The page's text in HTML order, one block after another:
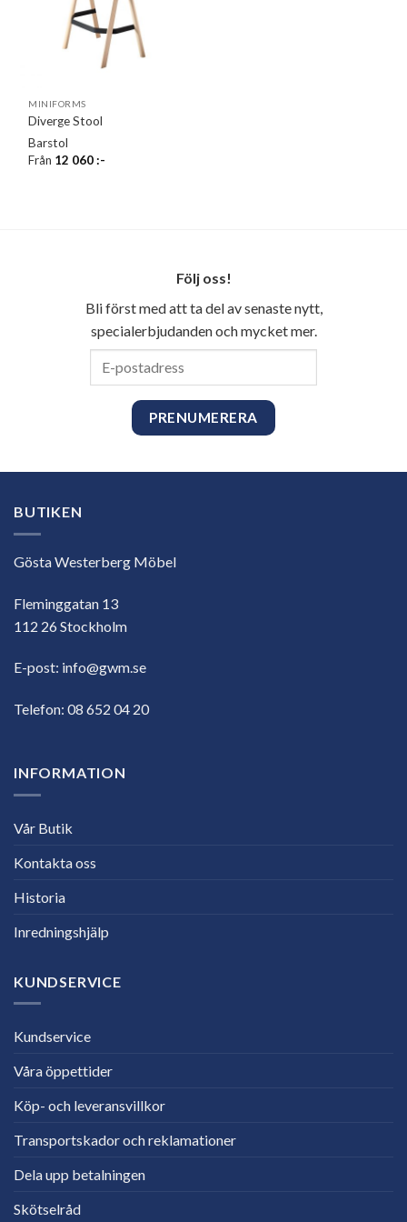
MINIFORMS
Diverge Stool
Barstol
Från 12 060:-
Följ oss!
Bli först med att ta del av senaste nytt,
specialerbjudanden och mycket mer.
BUTIKEN
Gösta Westerberg Möbel
Fleminggatan 13
112 26 Stockholm
E-post: info@gwm.se
Telefon: 08 652 04 20
INFORMATION
Vår Butik
Kontakta oss
Historia
Inredningshjälp
KUNDSERVICE
Kundservice
Våra öppettider
Köp- och leveransvillkor
Transportskador och reklamationer
Dela upp betalningen
Skötselråd